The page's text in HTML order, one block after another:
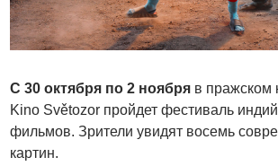
С 30 октября по 2 ноября в пражском
Kino Světozor пройдет фестиваль
фильмов. Зрители увидят восемь
картин.